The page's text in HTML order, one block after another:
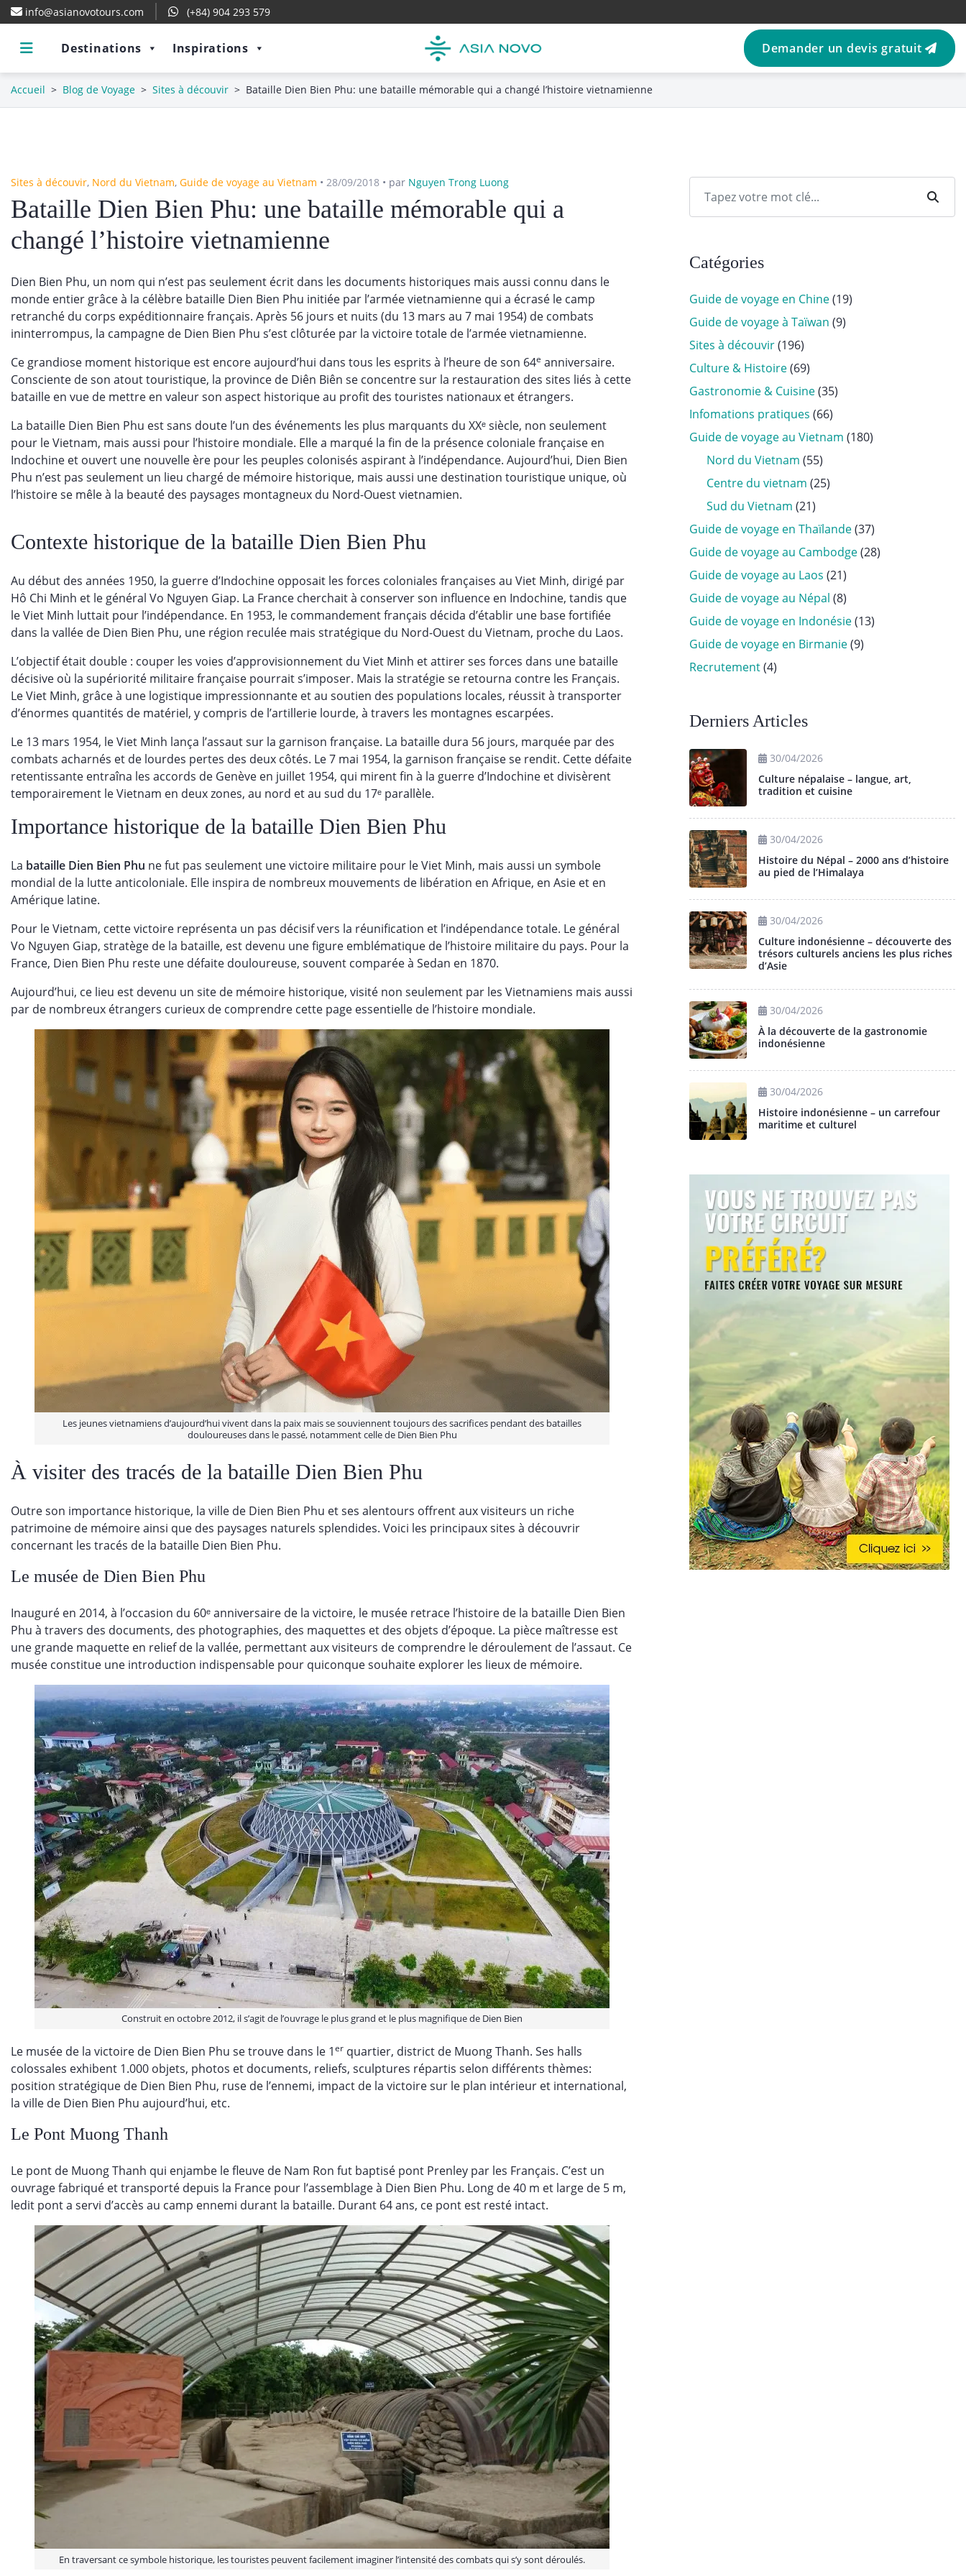
info@asianovotours.com (+84) 904 293 579
Destinations Inspirations Demander un devis gratuit
Accueil > Blog de Voyage > Sites à découvir > Bataille Dien Bien Phu: une bataille mémorable qui a changé l’histoire vietnamienne
Sites à découvir, Nord du Vietnam, Guide de voyage au Vietnam • 28/09/2018 • par Nguyen Trong Luong
Bataille Dien Bien Phu: une bataille mémorable qui a
changé l’histoire vietnamienne
Dien Bien Phu, un nom qui n’est pas seulement écrit dans les documents historiques mais aussi connu dans le
monde entier grâce à la célèbre bataille Dien Bien Phu initiée par l’armée vietnamienne qui a écrasé le camp
retranché du corps expéditionnaire français. Après 56 jours et nuits (du 13 mars au 7 mai 1954) de combats
ininterrompus, la campagne de Dien Bien Phu s’est clôturée par la victoire totale de l’armée vietnamienne.
Ce grandiose moment historique est encore aujourd’hui dans tous les esprits à l’heure de son 64e anniversaire.
Consciente de son atout touristique, la province de Diên Biên se concentre sur la restauration des sites liés à cette
bataille en vue de mettre en valeur son aspect historique au profit des touristes nationaux et étrangers.
La bataille Dien Bien Phu est sans doute l’un des événements les plus marquants du XXᵉ siècle, non seulement
pour le Vietnam, mais aussi pour l’histoire mondiale. Elle a marqué la fin de la présence coloniale française en
Indochine et ouvert une nouvelle ère pour les peuples colonisés aspirant à l’indépendance. Aujourd’hui, Dien Bien
Phu n’est pas seulement un lieu chargé de mémoire historique, mais aussi une destination touristique unique, où
l’histoire se mêle à la beauté des paysages montagneux du Nord-Ouest vietnamien.
Contexte historique de la bataille Dien Bien Phu
Au début des années 1950, la guerre d’Indochine opposait les forces coloniales françaises au Viet Minh, dirigé par
Hô Chi Minh et le général Vo Nguyen Giap. La France cherchait à conserver son influence en Indochine, tandis que
le Viet Minh luttait pour l’indépendance. En 1953, le commandement français décida d’établir une base fortifiée
dans la vallée de Dien Bien Phu, une région reculée mais stratégique du Nord-Ouest du Vietnam, proche du Laos.
L’objectif était double : couper les voies d’approvisionnement du Viet Minh et attirer ses forces dans une bataille
décisive où la supériorité militaire française pourrait s’imposer. Mais la stratégie se retourna contre les Français.
Le Viet Minh, grâce à une logistique impressionnante et au soutien des populations locales, réussit à transporter
d’énormes quantités de matériel, y compris de l’artillerie lourde, à travers les montagnes escarpées.
Le 13 mars 1954, le Viet Minh lança l’assaut sur la garnison française. La bataille dura 56 jours, marquée par des
combats acharnés et de lourdes pertes des deux côtés. Le 7 mai 1954, la garnison française se rendit. Cette défaite
retentissante entraîna les accords de Genève en juillet 1954, qui mirent fin à la guerre d’Indochine et divisèrent
temporairement le Vietnam en deux zones, au nord et au sud du 17ᵉ parallèle.
Importance historique de la bataille Dien Bien Phu
La bataille Dien Bien Phu ne fut pas seulement une victoire militaire pour le Viet Minh, mais aussi un symbole
mondial de la lutte anticoloniale. Elle inspira de nombreux mouvements de libération en Afrique, en Asie et en
Amérique latine.
Pour le Vietnam, cette victoire représenta un pas décisif vers la réunification et l’indépendance totale. Le général
Vo Nguyen Giap, stratège de la bataille, est devenu une figure emblématique de l’histoire militaire du pays. Pour la
France, Dien Bien Phu reste une défaite douloureuse, souvent comparée à Sedan en 1870.
Aujourd’hui, ce lieu est devenu un site de mémoire historique, visité non seulement par les Vietnamiens mais aussi
par de nombreux étrangers curieux de comprendre cette page essentielle de l’histoire mondiale.
Les jeunes vietnamiens d’aujourd’hui vivent dans la paix mais se souviennent toujours des sacrifices pendant des batailles
douloureuses dans le passé, notamment celle de Dien Bien Phu
À visiter des tracés de la bataille Dien Bien Phu
Outre son importance historique, la ville de Dien Bien Phu et ses alentours offrent aux visiteurs un riche
patrimoine de mémoire ainsi que des paysages naturels splendides. Voici les principaux sites à découvrir
concernant les tracés de la bataille Dien Bien Phu.
Le musée de Dien Bien Phu
Inauguré en 2014, à l’occasion du 60ᵉ anniversaire de la victoire, le musée retrace l’histoire de la bataille Dien Bien
Phu à travers des documents, des photographies, des maquettes et des objets d’époque. La pièce maîtresse est
une grande maquette en relief de la vallée, permettant aux visiteurs de comprendre le déroulement de l’assaut. Ce
musée constitue une introduction indispensable pour quiconque souhaite explorer les lieux de mémoire.
Construit en octobre 2012, il s’agit de l’ouvrage le plus grand et le plus magnifique de Dien Bien
Le musée de la victoire de Dien Bien Phu se trouve dans le 1er quartier, district de Muong Thanh. Ses halls
colossales exhibent 1.000 objets, photos et documents, reliefs, sculptures répartis selon différents thèmes:
position stratégique de Dien Bien Phu, ruse de l’ennemi, impact de la victoire sur le plan intérieur et international,
la ville de Dien Bien Phu aujourd’hui, etc.
Le Pont Muong Thanh
Le pont de Muong Thanh qui enjambe le fleuve de Nam Ron fut baptisé pont Prenley par les Français. C’est un
ouvrage fabriqué et transporté depuis la France pour l’assemblage à Dien Bien Phu. Long de 40 m et large de 5 m,
ledit pont a servi d’accès au camp ennemi durant la bataille. Durant 64 ans, ce pont est resté intact.
En traversant ce symbole historique, les touristes peuvent facilement imaginer l’intensité des combats qui s’y sont déroulés.
Catégories
Guide de voyage en Chine(19)
Guide de voyage à Taïwan (9)
Sites à découvir(196)
Culture & Histoire(69)
Gastronomie & Cuisine(35)
Infomations pratiques (66)
Guide de voyage au Vietnam (180)
Nord du Vietnam (55)
Centre du vietnam (25)
Sud du Vietnam (21)
Guide de voyage en Thaïlande(37)
Guide de voyage au Cambodge(28)
Guide de voyage au Laos (21)
Guide de voyage au Népal (8)
Guide de voyage en Indonésie(13)
Guide de voyage en Birmanie(9)
Recrutement(4)
Derniers Articles
30/04/2026
Culture népalaise – langue, art,
tradition et cuisine
30/04/2026
Histoire du Népal – 2000 ans d’histoire
au pied de l’Himalaya
30/04/2026
Culture indonésienne – découverte des
trésors culturels anciens les plus riches
d’Asie
30/04/2026
À la découverte de la gastronomie
indonésienne
30/04/2026
Histoire indonésienne – un carrefour
maritime et culturel